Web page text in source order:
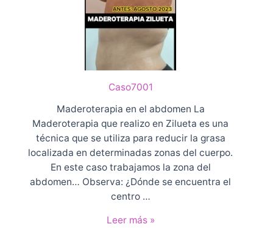
n
a
Caso7001
Maderoterapia en el abdomen La
Maderoterapia que realizo en Zilueta es una
técnica que se utiliza para reducir la grasa
localizada en determinadas zonas del cuerpo.
En este caso trabajamos la zona del
abdomen… Observa: ¿Dónde se encuentra el
centro …
C
Leer más »